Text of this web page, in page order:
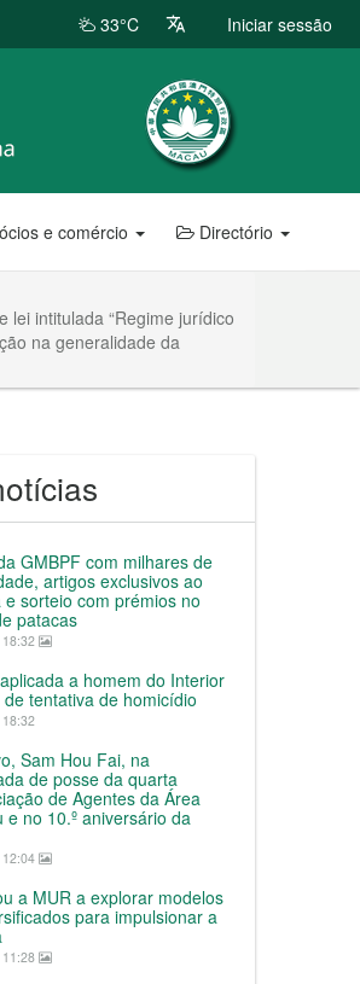
33°C Iniciar sessão
e comércio Directório
lei intitulada “Regime jurídico
na generalidade da
GMBPF com milhares de
artigos exclusivos ao
sorteio com prémios no
patacas
a homem do Interior
tentativa de homicídio
Sam Hou Fai, na
de posse da quarta
de Agentes da Área
no 10.º aniversário da
a MUR a explorar modelos
para impulsionar a